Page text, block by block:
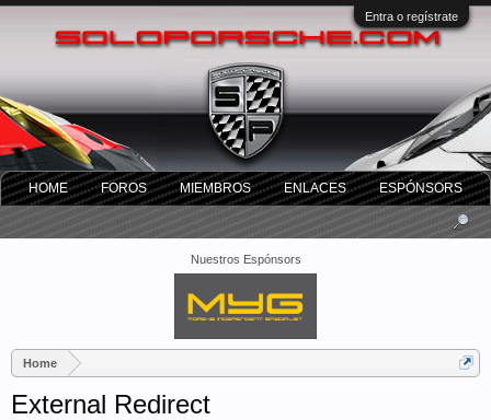
Entra o regístrate
Nuestros Espónsors
Home
External Redirect
HOME FOROS MIEMBROS ENLACES ESPÓNSORS